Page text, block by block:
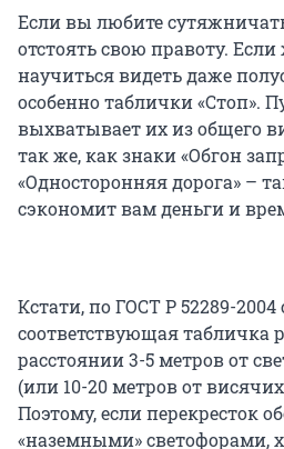
Если вы любите
отстоять свою правоту. Если
научиться видеть даже
особенно таблички «Стоп».
выхватывает их из общего
так же, как знаки «Обгон
«Односторонняя дорога» –
сэкономит вам деньги и
Кстати, по ГОСТ Р 52289-
соответствующая табличка
расстоянии 3-5 метров от
(или 10-20 метров от
Поэтому, если перекресток
«наземными» светофорами,